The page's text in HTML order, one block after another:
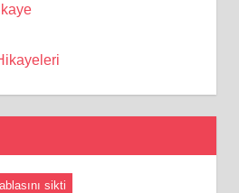
ablasını sikti